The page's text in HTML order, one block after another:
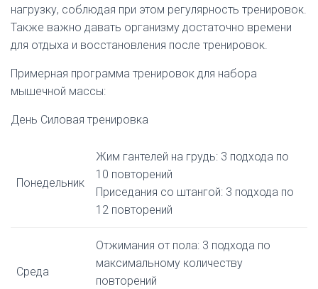
нагрузку, соблюдая при этом регулярность тренировок.
Также важно давать организму достаточно времени
для отдыха и восстановления после тренировок.
Примерная программа тренировок для набора
мышечной массы:
День Силовая тренировка
Понедельник
Жим гантелей на грудь: 3 подхода по
10 повторений
Приседания со штангой: 3 подхода по
12 повторений
Среда
Отжимания от пола: 3 подхода по
максимальному количеству
повторений